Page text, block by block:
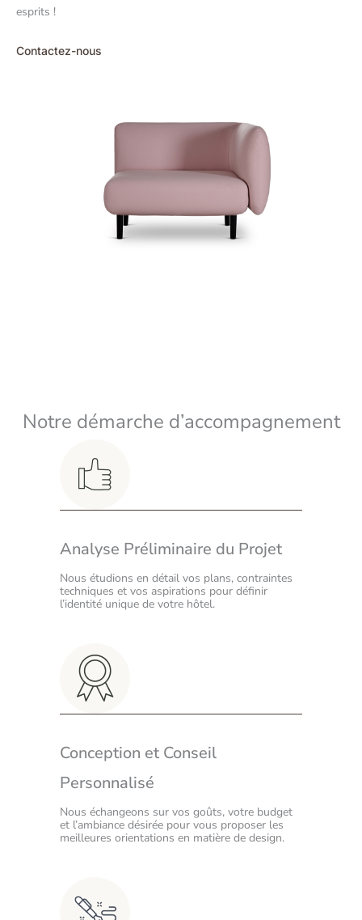
esprits !
Contactez-nous
Notre démarche d’accompagnement
Analyse Préliminaire du Projet
Nous étudions en détail vos plans, contraintes
techniques et vos aspirations pour définir
l’identité unique de votre hôtel.
Conception et Conseil
Personnalisé
Nous échangeons sur vos goûts, votre budget
et l’ambiance désirée pour vous proposer les
meilleures orientations en matière de design.